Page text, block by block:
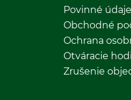
Povinné údaje
Obchodné
Ochrana
Otváracie
Zrušenie